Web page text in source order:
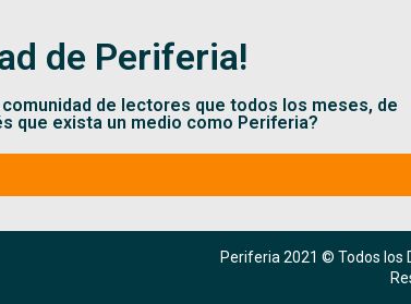
de Periferia!
de lectores que todos los meses, de
que exista un medio como Periferia?
Periferia 2021 © Todos los